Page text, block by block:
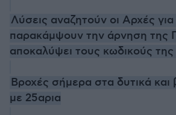
Λύσεις αναζητούν οι Αρχές
παρακάμψουν την άρνηση της
αποκαλύψει τους κωδικούς της
Βροχές σήμερα στα δυτικά και
με 25αρια